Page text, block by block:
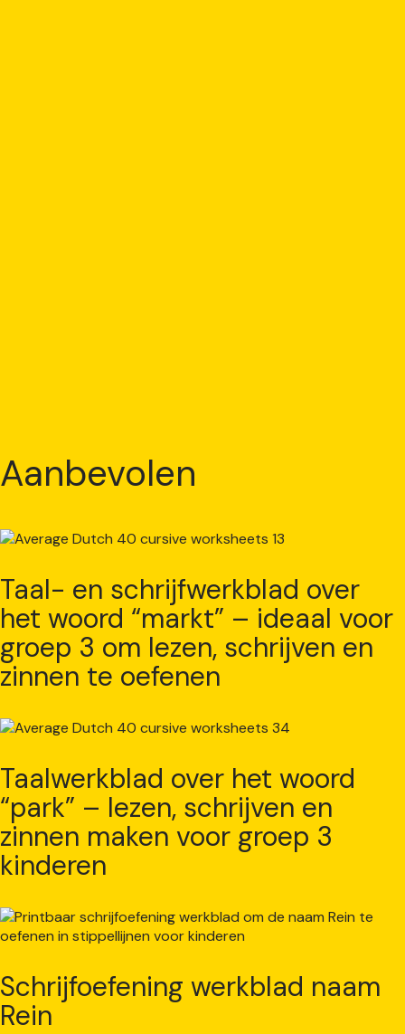
Aanbevolen
Taal- en schrijfwerkblad over
het woord “markt” – ideaal voor
groep 3 om lezen, schrijven en
zinnen te oefenen
Taalwerkblad over het woord
“park” – lezen, schrijven en
zinnen maken voor groep 3
kinderen
Schrijfoefening werkblad naam
Rein